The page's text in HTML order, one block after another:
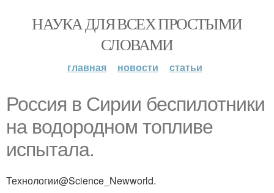
НАУКА ДЛЯ ВСЕХ ПРОСТЫМИ
СЛОВАМИ
главная новости статьи
Россия в Сирии беспилотники
на водородном топливе
испытала.
Технологии@Science_Newworld.